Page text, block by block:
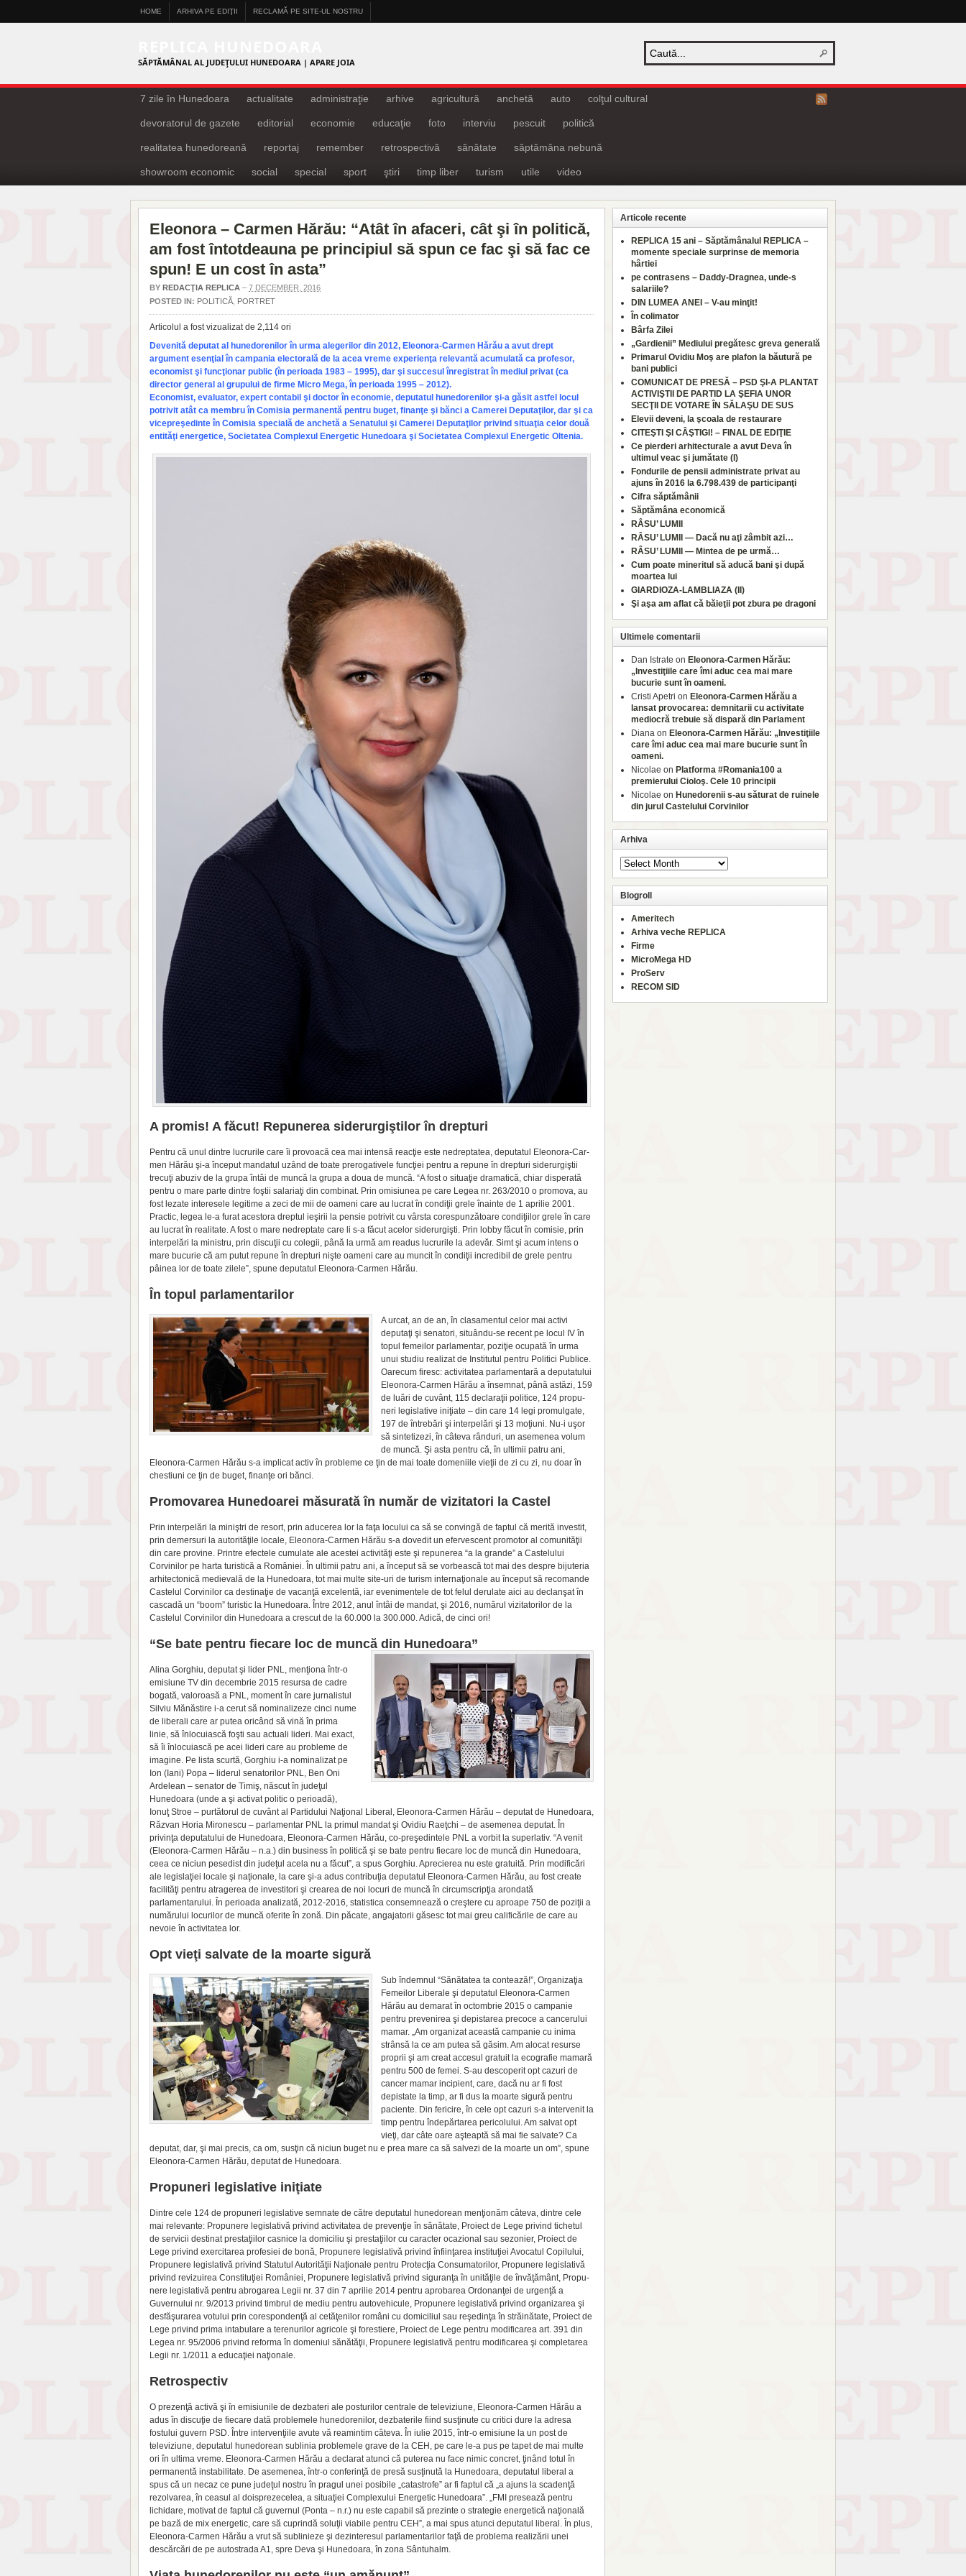
HOME ARHIVA PE EDIŢII RECLAMĂ PE SITE-UL NOSTRU
SĂPTĂMÂNAL AL JUDEŢULUI HUNEDOARA | APARE JOIA
7 zile în Hunedoara actualitate administraţie arhive agricultură anchetă auto colţul cultural
devoratorul de gazete editorial economie educaţie foto interviu pescuit politică
realitatea hunedoreană reportaj remember retrospectivă sănătate săptămâna nebună
showroom economic social special sport ştiri timp liber turism utile video
Eleonora – Carmen Hărău: “Atât în afaceri, cât şi în politică,
am fost întotdeauna pe principiul să spun ce fac şi să fac ce
spun! E un cost în asta”
BY REDACŢIA REPLICA – 7 DECEMBER, 2016
POSTED IN: POLITICĂ PORTRET
Articolul a fost vizualizat de 2,114 ori
Devenită deputat al hu­nedorenilor în urma alegerilor din 2012, Eleonora-Carmen Hărău a avut drept
argument esenţial în campania elec­torală de la acea vreme ex­perienţa relevantă acu­mulată ca profesor,
economist şi funcţionar public (în perioada 1983 – 1995), dar şi succesul înregistrat în mediul privat (ca
director general al grupului de firme Micro Mega, în perioada 1995 – 2012).
Economist, evaluator, ex­pert contabil şi doctor în eco­no­mie, deputatul hunedo­renilor şi-a găsit astfel locul
potrivit atât ca membru în Co­misia permanentă pentru bu­get, finanţe şi bănci a Camerei Deputaţilor, dar şi ca
vice­preşedinte în Comisia specială de anchetă a Senatului şi Ca­merei Deputaţilor privind si­tuaţia celor două
entităţi ener­getice, Socie­tatea Complexul Energetic Hunedoara şi So­cietatea Complexul Energetic Oltenia.
A promis! A făcut! Repunerea siderurgiştilor în drepturi
Pentru că unul dintre lu­crurile care îi provoa­că cea mai intensă reacţie este nedrepta­tea, deputatul Eleonora-Car­
men Hărău şi-a început man­datul uzând de toa­te pre­rogativele funcţiei pentru a repu­ne în drepturi siderur­giştii
trecuţi abuziv de la grupa întâi de muncă la grupa a doua de muncă. “A fost o situa­ţie dra­matică, chiar dispe­rată
pentru o mare parte dintre foştii salariaţi din combinat. Prin omisiunea pe care Legea nr. 263/2010 o promova, au
fost lezate interese­le legitime a zeci de mii de oameni care au lucrat în condiţii grele înainte de 1 aprilie 2001.
Practic, legea le-a furat acesto­ra dreptul ieşirii la pensie potrivit cu vârsta co­respun­zătoare con­diţiilor grele în care
au lucrat în realitate. A fost o mare nedreptate care li s-a făcut acelor siderurgişti. Prin lobby făcut în comisie, prin
interpelări la ministru, prin discuţii cu colegii, până la urmă am readus lucrurile la adevăr. Simt şi acum intens o
mare bucurie că am putut repune în drepturi nişte oameni care au muncit în condiţii incredibil de grele pentru
pâinea lor de toate zilele”, spune deputatul Eleo­nora-Carmen Hărău.
În topul parlamentarilor
A urcat, an de an, în cla­samentul celor mai activi
deputaţi şi senatori, situându-se recent pe locul IV în
topul femeilor parlamentar, poziţie ocupată în urma
unui studiu realizat de Institutul pentru Politici Publice.
Oarecum fi­resc: activitatea parlamentară a deputatului
Eleonora-Car­men Hărău a însemnat, pâ­nă astăzi, 159
de luări de cuvânt, 115 declara­ţii politice, 124 propu­
neri legislative ini­ţiate – din care 14 legi pro­mulgate,
197 de întrebări şi interpelări şi 13 moţiuni. Nu-i uşor
să sin­tetizezi, în câteva rânduri, un asemenea volum
de muncă. Şi asta pentru că, în ultimii patru ani,
Eleonora-Carmen Hărău s-a implicat activ în probleme ce ţin de mai toate domeniile vieţii de zi cu zi, nu doar în
chestiuni ce ţin de buget, finanţe ori bănci.
Promovarea Hunedoarei măsurată în număr de vizitatori la Castel
Prin interpelări la mi­niştri de resort, prin aducerea lor la faţa locului ca să se con­vin­gă de faptul că meri­tă investit,
prin demer­­suri la autorităţile locale, Eleonora-Carmen Hă­rău s-a dovedit un efervescent promotor al comunităţii
din care provine. Printre efectele cumulate ale acestei activităţi este şi repunerea “a la grande” a Castelului
Corvinilor pe harta tu­ristică a României. În ultimii patru ani, a început să se vorbească tot mai des despre bijuteria
arhitectonică medie­vală de la Hunedoara, tot mai multe site-uri de turism inter­naţionale au început să re­comande
Castelul Corvinilor ca destinaţie de vacanţă ex­celentă, iar evenimentele de tot felul derulate aici au declanşat în
cascadă un “boom” turistic la Hunedoara. Între 2012, anul întâi de mandat, şi 2016, numărul vizitatorilor de la
Castelul Corvinilor din Hu­nedoara a crescut de la 60.000 la 300.000. Adică, de cinci ori!
“Se bate pentru fiecare loc de muncă din Hunedoara”
Alina Gorghiu, deputat şi lider PNL, menţiona într-o
emisiune TV din decembrie 2015 resursa de cadre
bogată, valoroasă a PNL, moment în care jurna­listul
Silviu Mă­năstire i-a cerut să nominali­zeze cinci nume
de li­berali care ar putea oricând să vină în pri­ma
linie, să înlocuiască foşti sau actuali lideri. Mai exact,
să îi înlo­cuiască pe acei lideri care au probleme de
imagine. Pe lista scurtă, Gorghiu i-a no­minalizat pe
Ion (Iani) Popa – liderul senatorilor PNL, Ben Oni
Ardelean – senator de Timiş, născut în judeţul
Hunedoara (unde a şi activat politic o perioadă),
Ionuţ Stroe – pur­tătorul de cuvânt al Partidului Naţional Liberal, Eleonora-Carmen Hărău – deputat de Hunedoara,
Răzvan Horia Mironescu – parla­mentar PNL la primul mandat şi Ovidiu Raeţ­chi – de asemenea de­pu­tat. În
privinţa deputatului de Hunedoara, Eleonora-Carmen Hărău, co-preşedintele PNL a vorbit la superlativ. “A venit
(Eleonora-Carmen Hărău – n.a.) din business în politică şi se bate pentru fie­care loc de muncă din Hunedoara,
ceea ce niciun pesedist din ju­deţul acela nu a făcut”, a spus Gorghiu. Aprecierea nu este gratuită. Prin modificări
ale legislaţiei locale şi na­ţionale, la care şi-a a­dus contribuţia depu­tatul Eleonora-Carmen Hărău, au fost create
facilităţi pentru atragerea de investitori şi crearea de noi locuri de muncă în circumscripţia aron­dată
parlamentarului. În pe­rioada analizată, 2012-2016, statistica consemnează o creş­tere cu aproape 750 de poziţii a
numă­rului locurilor de mun­că oferite în zonă. Din păcate, angajatorii gă­sesc tot mai greu calificările de care au
nevoie în activitatea lor.
Opt vieţi salvate de la moarte sigură
Sub îndemnul “Sănătatea ta contează!”, Organizaţia
Femei­lor Li­­be­rale şi deputatul Eleo­nora-Carmen
Hărău au de­marat în octombrie 2015 o campanie
pentru preveni­rea şi depistarea pre­coce a cancerului
mamar. „Am organizat această campanie cu inima
strânsă la ce am putea să găsim. Am alocat resurse
proprii şi am creat accesul gratuit la ecografie mama­ră
pentru 500 de femei. S-au descoperit opt ca­zuri de
cancer mamar incipient, care, dacă nu ar fi fost
depistate la timp, ar fi dus la moarte sigură pentru
paciente. Din fericire, în cele opt cazuri s-a intervenit la
timp pentru îndepărta­rea pericolului. Am salvat opt
vieţi, dar câte oare aşteaptă să mai fie salvate? Ca
deputat, dar, şi mai precis, ca om, susţin că niciun buget nu e prea mare ca să salvezi de la moarte un om”, spu­ne
Eleonora-Carmen Hă­rău, deputat de Hunedoara.
Propuneri legislative iniţiate
Dintre cele 124 de propu­neri legislative semnate de către depu­tatul hunedorean menţionăm câteva, dintre cele
mai relevante: Propunere legislativă privind activitatea de prevenţie în sănătate, Proiect de Lege privind ti­chetul
de servicii desti­nat prestaţiilor casnice la domiciliu şi prestaţii­lor cu caracter oca­zio­nal sau sezonier, Pro­iect de
Lege privind exercitarea pro­fesiei de bonă, Propunere le­gislativă privind înfiin­ţa­rea instituţiei Avocatul Copilului,
Propunere legislativă privind Statutul Autorităţii Naţionale pentru Protecţia Consu­ma­torilor, Propu­nere legislativă
privind revizuirea Constituţiei României, Propunere legisla­tivă privind siguranţa în uni­tăţile de învăţământ, Propu­
nere legislativă pentru abro­garea Legii nr. 37 din 7 aprilie 2014 pentru aprobarea Ordo­nanţei de urgenţă a
Guvernului nr. 9/2013 privind timbrul de mediu pentru autovehicule, Pro­pu­nere legislativă privind organizarea şi
desfăşurarea votului prin co­respondenţă al cetăţenilor români cu domici­liul sau reşedinţa în străinătate, Proiect de
Lege privind prima intabulare a terenurilor agri­cole şi forestiere, Proiect de Lege pentru modificarea art. 391 din
Legea nr. 95/2006 privind reforma în domeniul sănătăţii, Propunere legislativă pentru modificarea şi com­pletarea
Legii nr. 1/2011 a educaţiei naţionale.
Retrospectiv
O prezenţă activă şi în emisiunile de dezbateri ale posturilor centrale de tele­viziune, Eleonora-Carmen Hă­rău a
adus în discu­ţie de fiecare dată problemele hune­do­ren­ilor, dezbaterile fiind sus­ţinute cu critici dure la adresa
fostului guvern PSD. Între intervenţiile avute vă rea­mintim câteva. În iulie 2015, într-o emisiu­ne la un post de
televiziune, de­putatul hunedorean sublinia problemele grave de la CEH, pe care le-a pus pe tapet de mai multe
ori în ultima vreme. Eleonora-Carmen Hărău a declarat atunci că pute­rea nu face nimic concret, ţinând totul în
permanentă instabilitate. De asemenea, într-o conferinţă de presă susţinută la Hunedoara, deputatul liberal a
spus că un necaz ce pune judeţul nostru în pragul unei posibile „catas­trofe” ar fi faptul că „a ajuns la scadenţă
rezolvarea, în ceasul al doisprezecelea, a situaţiei Com­plexului Energetic Hune­doara”. „FMI presează pentru
lichidare, motivat de faptul că guvernul (Ponta – n.r.) nu este capabil să prezin­te o strategie energeti­că naţională
pe bază de mix energetic, care să cuprindă soluţii viabile pentru CEH”, a mai spus atunci deputatul li­beral. În plus,
Eleonora-Car­men Hărău a vrut să subli­nieze şi dezinteresul parlamentarilor faţă de problema realizării unei
descărcări de pe autostrada A1, spre Deva şi Hunedoara, în zona Sântuhalm.
Articole recente
REPLICA 15 ani – Săptămânalul REPLICA –
momente speciale surprinse de memoria
hârtiei
pe contrasens – Daddy-Dragnea, unde-s
salariile?
DIN LUMEA ANEI – V-au minţit!
În colimator
Bârfa Zilei
„Gardienii” Mediului pregătesc greva generală
Primarul Ovidiu Moş are plafon la băutură pe
bani publici
COMUNICAT DE PRESĂ – PSD ŞI-A PLANTAT
ACTIVIŞTII DE PARTID LA ŞEFIA UNOR
SECŢII DE VOTARE ÎN SĂLAŞU DE SUS
Elevii deveni, la şcoala de restaurare
CITEŞTI ŞI CÂŞTIGI! – FINAL DE EDIŢIE
Ce pierderi arhitecturale a avut Deva în
ultimul veac şi jumătate (I)
Fondurile de pensii administrate privat au
ajuns în 2016 la 6.798.439 de participanţi
Cifra săptămânii
Săptămâna economică
RÂSU’ LUMII
RÂSU’ LUMII — Dacă nu aţi zâmbit azi…
RÂSU’ LUMII — Mintea de pe urmă…
Cum poate mineritul să aducă bani şi după
moartea lui
GIARDIOZA-LAMBLIAZA (II)
Şi aşa am aflat că băieţii pot zbura pe dragoni
Ultimele comentarii
Dan Istrate on Eleonora-Carmen Hărău:
„Investiţiile care îmi aduc cea mai mare
bucurie sunt în oameni.
Cristi Apetri on Eleonora-Carmen Hărău a
lansat provocarea: demnitarii cu activitate
mediocră trebuie să dispară din Parlament
Diana on Eleonora-Carmen Hărău: „Investiţiile
care îmi aduc cea mai mare bucurie sunt în
oameni.
Nicolae on Platforma #Romania100 a
premierului Cioloş. Cele 10 principii
Nicolae on Hunedorenii s-au săturat de ruinele
din jurul Castelului Corvinilor
Arhiva
Blogroll
Ameritech
Arhiva veche REPLICA
Firme
MicroMega HD
ProServ
RECOM SID